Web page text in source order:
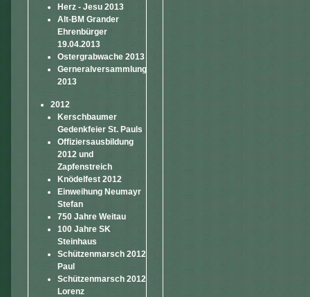
Herz - Jesu 2013
Alt-BM Grander
Ehrenbürger
19.04.2013
Ostergrabwache 2013
Gerneralversammlung
2013
2012
Kerschbaumer
Gedenkfeier St. Pauls
Offiziersausbildung
2012 und
Zapfenstreich
Knödelfest 2012
Einweihung Neumayr
Stefan
750 Jahre Weitau
100 Jahre SK
Steinhaus
Schützenmarsch 2012
Paul
Schützenmarsch 2012
Lorenz